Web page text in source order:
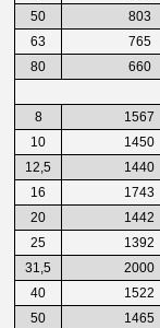
50
803
63
765
80
660
8 1567
10
1450
12,5
1440
16
1743
20
1442
25
1392
31,5
2000
40
1522
50
1465